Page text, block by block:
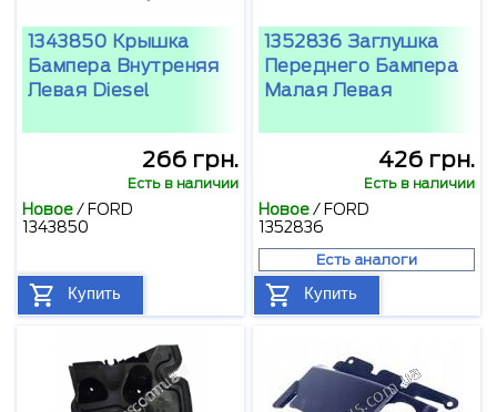
1343850 Крышка
Бампера Внутреняя
Левая Diesel
266 грн.
Есть в наличии
Новое/ FORD
1343850
Купить
1352836 Заглушка
Переднего Бампера
Малая Левая
426 грн.
Есть в наличии
Новое/ FORD
1352836
Есть аналоги
Купить